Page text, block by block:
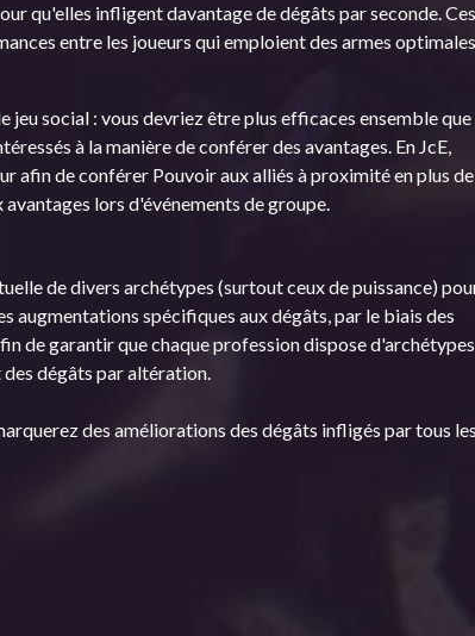
qu'elles infligent davantage de dégâts par seconde.
entre les joueurs qui emploient des armes
jeu social : vous devriez être plus efficaces ensemble que
à la manière de conférer des avantages. En JcE,
afin de conférer Pouvoir aux alliés à proximité en plus de
lors d'événements de groupe.
de divers archétypes (surtout ceux de puissance)
augmentations spécifiques aux dégâts, par le biais des
de garantir que chaque profession dispose d'archétypes
dégâts par altération.
des améliorations des dégâts infligés par tous